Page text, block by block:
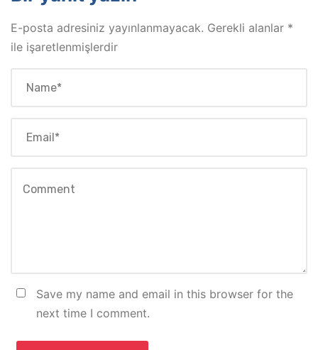
E-posta adresiniz yayınlanmayacak. Gerekli alanlar *
ile işaretlenmişlerdir
Save my name and email in this browser for the
next time I comment.